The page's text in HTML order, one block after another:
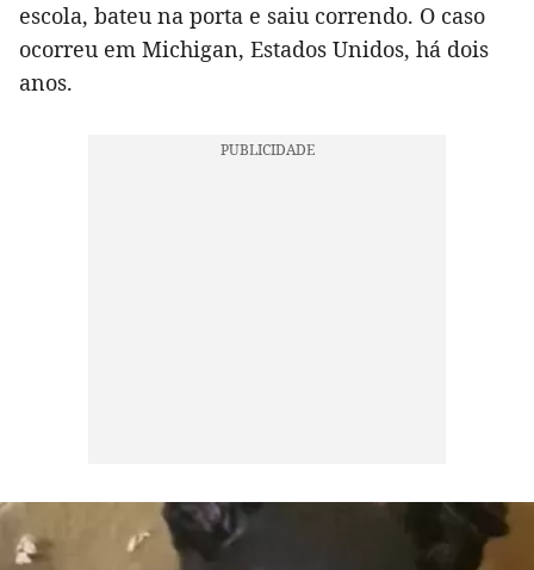
escola, bateu na porta e saiu correndo. O caso
ocorreu em Michigan, Estados Unidos, há dois
anos.